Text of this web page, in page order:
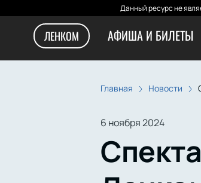
Данный ресурс не
ЛЕНКОМ АФИША И БИЛЕТЫ
Главная Новости
6 ноября 2024